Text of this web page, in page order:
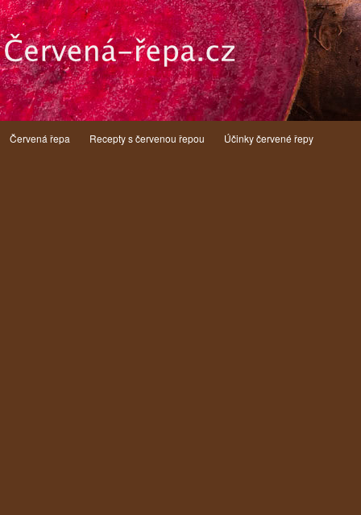
Červená řepa Recepty s červenou řepou Účinky červené řepy